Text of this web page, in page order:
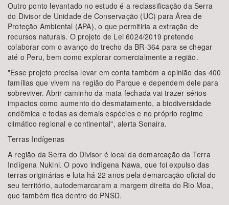
Outro ponto levantado no estudo é a reclassificação da Serra
do Divisor de Unidade de Conservação (UC) para Área de
Proteção Ambiental (APA), o que permitiria a extração de
recursos naturais. O projeto de Lei 6024/2019 pretende
colaborar com o avanço do trecho da BR-364 para se chegar
até o Peru, bem como explorar comercialmente a região.
"Esse projeto precisa levar em conta também a opinião das 400
famílias que vivem na região do Parque e dependem dele para
sobreviver. Abrir caminho da mata fechada vai trazer sérios
impactos como aumento do desmatamento, a biodiversidade
endêmica e todas as demais espécies e no próprio regime
climático regional e continental", alerta Sonaira.
Terras Indígenas
A região da Serra do Divisor é local da demarcação da Terra
Indígena Nukini. O povo indígena Nawa, que foi expulso das
terras originárias e luta há 22 anos pela demarcação oficial do
seu território, autodemarcaram a margem direita do Rio Moa,
que também fica dentro do PNSD.